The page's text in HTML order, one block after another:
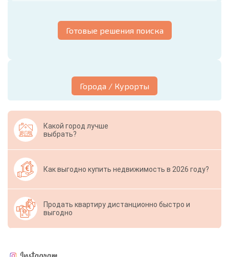
Готовые решения поиска
Города / Курорты
Какой город лучше
выбрать?
Как выгодно купить недвижимость в 2026 году?
Продать квартиру дистанционно быстро и
выгодно